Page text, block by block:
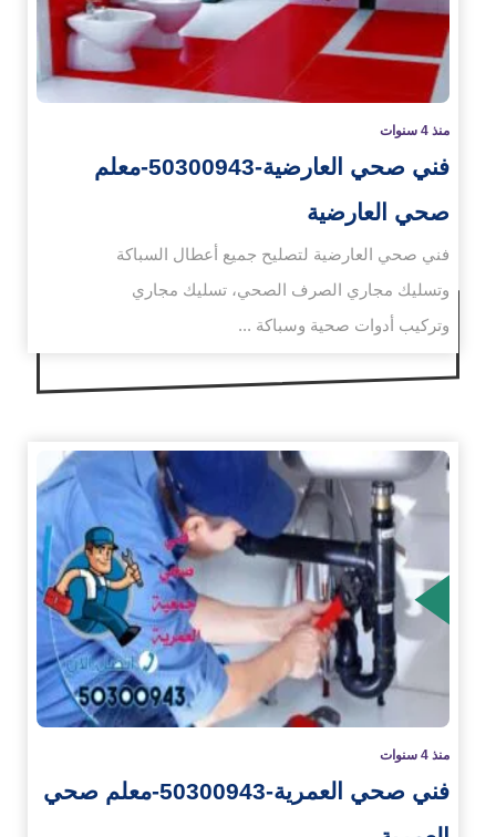
منذ 4 سنوات
فني صحي العارضية-50300943-معلم
صحي العارضية
فني صحي العارضية لتصليح جميع أعطال السباكة
وتسليك مجاري الصرف الصحي، تسليك مجاري
وتركيب أدوات صحية وسباكة ...
منذ 4 سنوات
فني صحي العمرية-50300943-معلم صحي